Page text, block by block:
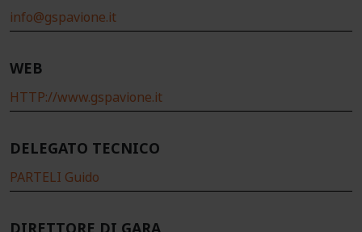
info@gspavione.it
WEB
HTTP://www.gspavione.it
DELEGATO TECNICO
PARTELI Guido